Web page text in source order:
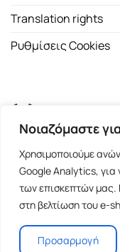
Νοιαζόμαστε
Χρησιμοποιούμε
Google Analytics, για
των επισκεπτών
στη βελτίωση του e-
Προσαρμογή
Translation rights
Ρυθμίσεις Cookies
Copyright 2026 ©
Σόλωνος 98, 10680
E-shop and